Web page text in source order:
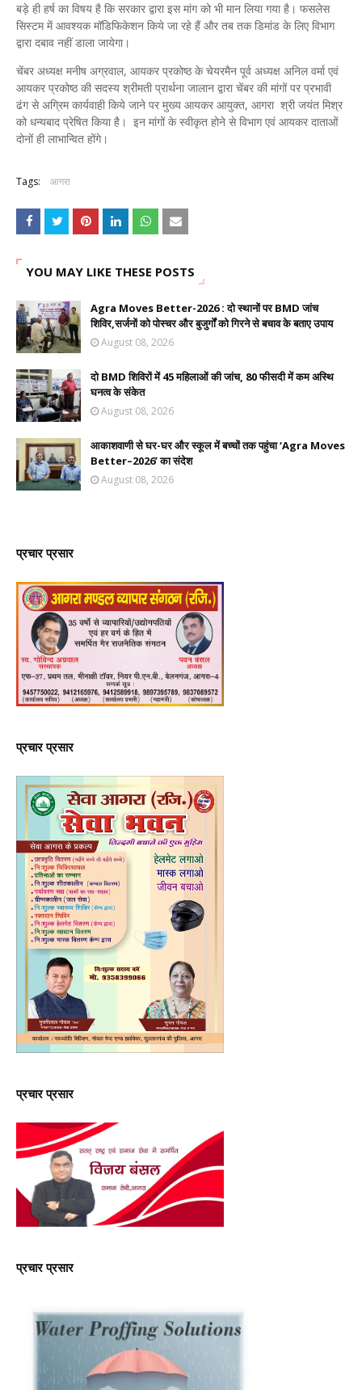
बड़े ही हर्ष का विषय है कि सरकार द्वारा इस मांग को भी मान लिया गया है। फसलेस
सिस्टम में आवश्यक मॉडिफिकेशन किये जा रहे हैं और तब तक डिमांड के लिए विभाग
द्वारा दबाव नहीं डाला जायेगा।
चेंबर अध्यक्ष मनीष अग्रवाल, आयकर प्रकोष्ठ के चेयरमैन पूर्व अध्यक्ष अनिल वर्मा एवं
आयकर प्रकोष्ठ की सदस्य श्रीमती प्रार्थना जालान द्वारा चेंबर की मांगों पर प्रभावी
ढंग से अग्रिम कार्यवाही किये जाने पर मुख्य आयकर आयुक्त, आगरा श्री जयंत मिश्र
को धन्यबाद प्रेषित किया है। इन मांगों के स्वीकृत होने से विभाग एवं आयकर दाताओं
दोनों ही लाभान्वित होंगे।
Tags: आगरा
YOU MAY LIKE THESE POSTS
Agra Moves Better-2026 : दो स्थानों पर BMD जांच
शिविर,सर्जनों को पोस्चर और बुजुर्गों को गिरने से बचाव के बताए उपाय
August 08, 2026
दो BMD शिविरों में 45 महिलाओं की जांच, 80 फीसदी में कम अस्थि
घनत्व के संकेत
August 08, 2026
आकाशवाणी से घर-घर और स्कूल में बच्चों तक पहुंचा ‘Agra Moves
Better–2026’ का संदेश
August 08, 2026
प्रचार प्रसार
प्रचार प्रसार
प्रचार प्रसार
प्रचार प्रसार